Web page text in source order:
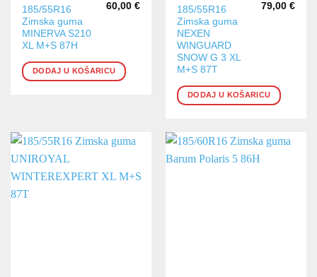
185/55R16
Zimska guma
MINERVA S210
XL M+S 87H
60,00 €
DODAJ U KOŠARICU
185/55R16
Zimska guma
NEXEN
WINGUARD
SNOW G 3 XL
M+S 87T
79,00 €
DODAJ U KOŠARICU